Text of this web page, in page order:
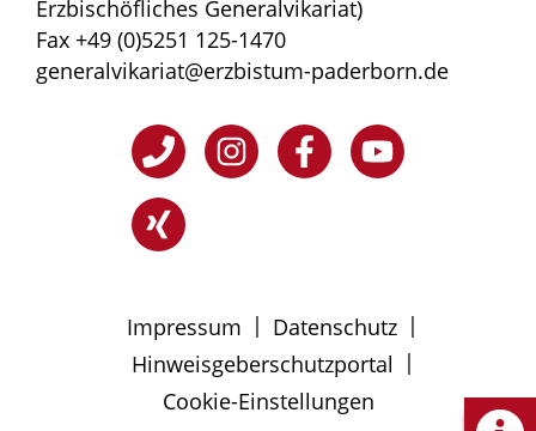
Erzbischöfliches Generalvikariat)
Fax +49 (0)5251 125-1470
generalvikariat@erzbistum-paderborn.de
Impressum | Datenschutz |
Hinweisgeberschutzportal |
Cookie-Einstellungen